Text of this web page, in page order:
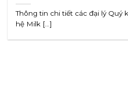
Thông tin chi tiết các đại lý Quý
hệ Milk [...]